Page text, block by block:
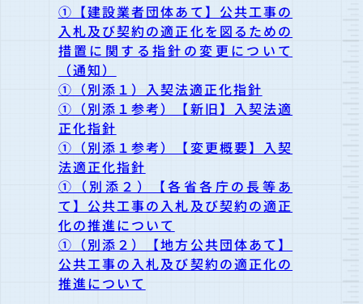
①【建設業者団体あて】公共工事の
入札及び契約の適正化を図るための
措置に関する指針の変更について
（通知）
①（別添１）入契法適正化指針
①（別添１参考）【新旧】入契法適
正化指針
①（別添１参考）【変更概要】入契
法適正化指針
①（別添２）【各省各庁の長等あ
て】公共工事の入札及び契約の適正
化の推進について
①（別添２）【地方公共団体あて】
公共工事の入札及び契約の適正化の
推進について